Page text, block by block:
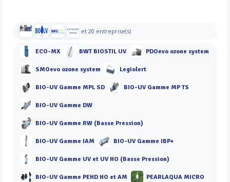
et 20 entreprise(s)
ECO-MX BWT BIOSTIL UV PDOevo ozone system
SMOevo ozone system Legiolert
BIO-UV Gamme MPL SD BIO-UV Gamme MP TS
BIO-UV Gamme DW
BIO-UV Gamme RW (Basse Pression)
BIO-UV Gamme IAM BIO-UV Gamme IBP+
BIO-UV Gamme UV et UV HO (Basse Pression)
BIO-UV Gamme PEHD HO et AM PEARLAQUA MICRO